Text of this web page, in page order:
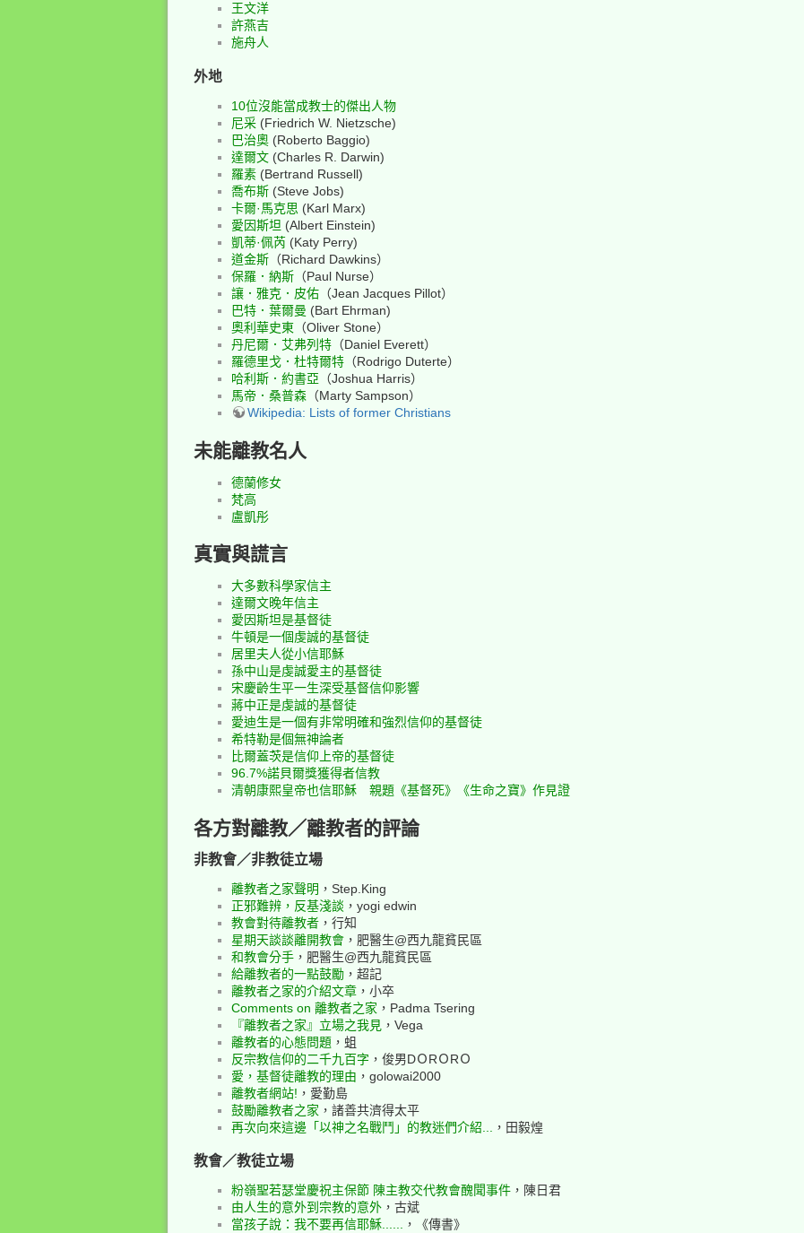
王文洋
許燕吉
施舟人
外地
10位沒能當成教士的傑出人物
尼采 (Friedrich W. Nietzsche)
巴治奧 (Roberto Baggio)
達爾文 (Charles R. Darwin)
羅素 (Bertrand Russell)
喬布斯 (Steve Jobs)
卡爾·馬克思 (Karl Marx)
愛因斯坦 (Albert Einstein)
凱蒂·佩芮 (Katy Perry)
道金斯 （Richard Dawkins）
保羅．納斯 （Paul Nurse）
讓．雅克．皮佑 （Jean Jacques Pillot）
巴特．葉爾曼 (Bart Ehrman)
奧利華史東 （Oliver Stone）
丹尼爾．艾弗列特 （Daniel Everett）
羅德里戈．杜特爾特 （Rodrigo Duterte）
哈利斯．約書亞 （Joshua Harris）
馬帝．桑普森 （Marty Sampson）
Wikipedia: Lists of former Christians
未能離教名人
德蘭修女
梵高
盧凱彤
真實與謊言
大多數科學家信主
達爾文晚年信主
愛因斯坦是基督徒
牛頓是一個虔誠的基督徒
居里夫人從小信耶穌
孫中山是虔誠愛主的基督徒
宋慶齡生平一生深受基督信仰影響
蔣中正是虔誠的基督徒
愛迪生是一個有非常明確和強烈信仰的基督徒
希特勒是個無神論者
比爾蓋茨是信仰上帝的基督徒
96.7%諾貝爾獎獲得者信教
清朝康熙皇帝也信耶穌 親題《基督死》《生命之寶》作見證
各方對離教／離教者的評論
非教會／非教徒立場
離教者之家聲明 ，Step.King
正邪難辨，反基淺談 ，yogi edwin
教會對待離教者 ，行知
星期天談談離開教會 ，肥醫生@西九龍貧民區
和教會分手 ，肥醫生@西九龍貧民區
給離教者的一點鼓勵 ，超記
離教者之家的介紹文章 ，小卒
Comments on 離教者之家 ，Padma Tsering
『離教者之家』立場之我見 ，Vega
離教者的心態問題 ，蛆
反宗教信仰的二千九百字 ，俊男DＯRＯRＯ
愛，基督徒離教的理由 ，golowai2000
離教者網站! ，愛勤島
鼓勵離教者之家 ，諸善共濟得太平
再次向來這邊「以神之名戰鬥」的教迷們介紹...
，田毅煌
教會／教徒立場
粉嶺聖若瑟堂慶祝主保節 陳主教交代教會醜聞事件 ，陳日君
由人生的意外到宗教的意外 ，古斌
當孩子說：我不要再信耶穌...... ，《傳書》